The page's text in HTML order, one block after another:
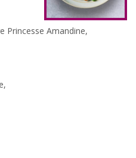
Princesse Amandine,